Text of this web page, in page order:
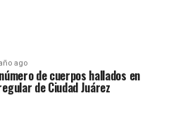
ago
de cuerpos hallados en
de Ciudad Juárez